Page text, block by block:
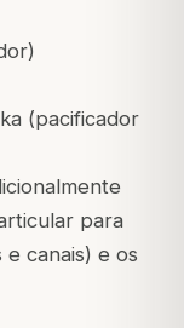
(pacificador
para
canais) e os